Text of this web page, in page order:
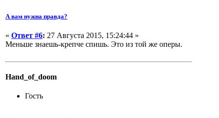
А вам нужна правда?
« Ответ #6: 27 Августа 2015, 15:24:44 »
Меньше знаешь-крепче спишь. Это из той же оперы.
Hand_of_doom
Гость